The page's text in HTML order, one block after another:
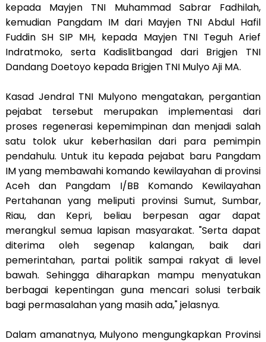
kepada Mayjen TNI Muhammad Sabrar Fadhilah,
kemudian Pangdam IM dari Mayjen TNI Abdul Hafil
Fuddin SH SIP MH, kepada Mayjen TNI Teguh Arief
Indratmoko, serta Kadislitbangad dari Brigjen TNI
Dandang Doetoyo kepada Brigjen TNI Mulyo Aji MA.
Kasad Jendral TNI Mulyono mengatakan, pergantian
pejabat tersebut merupakan implementasi dari
proses regenerasi kepemimpinan dan menjadi salah
satu tolok ukur keberhasilan dari para pemimpin
pendahulu. Untuk itu kepada pejabat baru Pangdam
IM yang membawahi komando kewilayahan di provinsi
Aceh dan Pangdam I/BB Komando Kewilayahan
Pertahanan yang meliputi provinsi Sumut, Sumbar,
Riau, dan Kepri, beliau berpesan agar dapat
merangkul semua lapisan masyarakat. "Serta dapat
diterima oleh segenap kalangan, baik dari
pemerintahan, partai politik sampai rakyat di level
bawah. Sehingga diharapkan mampu menyatukan
berbagai kepentingan guna mencari solusi terbaik
bagi permasalahan yang masih ada," jelasnya.
Dalam amanatnya, Mulyono mengungkapkan Provinsi